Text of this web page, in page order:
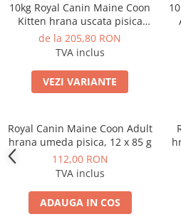
10kg Royal Canin Maine Coon
Kitten hrana uscata pisica
junior
de la 205,80 RON
TVA inclus
VEZI VARIANTE
Royal Canin Maine Coon Adult
hrana umeda pisica, 12 x 85 g
112,00 RON
TVA inclus
ADAUGA IN COS